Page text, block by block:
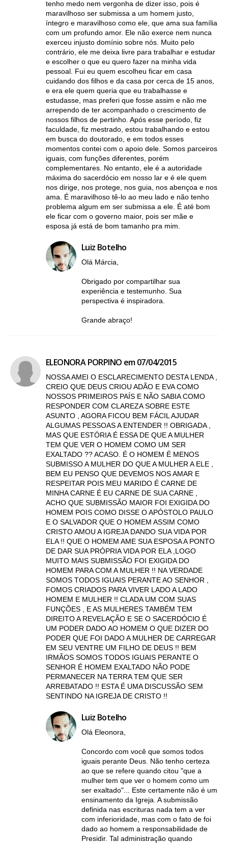
tenho medo nem vergonha de dizer isso, pois é
maravilhoso ser submissa a um homem justo,
íntegro e maravilhoso como ele, que ama sua família
com um profundo amor. Ele não exerce nem nunca
exerceu injusto domínio sobre nós. Muito pelo
contrário, ele me deixa livre para trabalhar e estudar
e escolher o que eu quero fazer na minha vida
pessoal. Fui eu quem escolheu ficar em casa
cuidando dos filhos e da casa por cerca de 15 anos,
e era ele quem queria que eu trabalhasse e
estudasse, mas preferi que fosse assim e não me
arrependo de ter acompanhado o crescimento de
nossos filhos de pertinho. Após esse período, fiz
faculdade, fiz mestrado, estou trabalhando e estou
em busca do doutorado, e em todos esses
momentos contei com o apoio dele. Somos parceiros
iguais, com funções diferentes, porém
complementares. No entanto, ele é a autoridade
máxima do sacerdócio em nosso lar e é ele quem
nos dirige, nos protege, nos guia, nos abençoa e nos
ama. É maravilhoso tê-lo ao meu lado e não tenho
problema algum em ser submissa a ele. É até bom
ele ficar com o governo maior, pois ser mãe e
esposa já está de bom tamanho pra mim.
Luiz Botelho
Olá Márcia,
Obrigado por compartilhar sua
experiência e testemunho. Sua
perspectiva é inspiradora.
Grande abraço!
ELEONORA PORPINO em 07/04/2015
NOSSA AMEI O ESCLARECIMENTO DESTA LENDA ,
CREIO QUE DEUS CRIOU ADÃO E EVA COMO
NOSSOS PRIMEIROS PAÍS E NÃO SABIA COMO
RESPONDER COM CLAREZA SOBRE ESTE
ASUNTO , AGORA FICOU BEM FÁCIL AJUDAR
ALGUMAS PESSOAS A ENTENDER !! OBRIGADA ,
MAS QUE ESTÓRIA É ESSA DE QUE A MULHER
TEM QUE VER O HOMEM COMO UM SER
EXALTADO ?? ACASO. É O HOMEM É MENOS
SUBMISSO A MULHER DO QUE A MULHER A ELE ,
BEM EU PENSO QUE DEVEMOS NOS AMAR E
RESPEITAR POIS MEU MARIDO É CARNE DE
MINHA CARNE É EU CARNE DE SUA CARNE ,
ACHO QUE SUBMISSÃO MAIOR FOI EXIGIDA DO
HOMEM POIS COMO DISSE O APÓSTOLO PAULO
E O SALVADOR QUE O HOMEM ASSIM COMO
CRISTO AMOU A IGREJA DANDO SUA VIDA POR
ELA !! QUE O HOMEM AME SUA ESPOSA A PONTO
DE DAR SUA PRÓPRIA VIDA POR ELA ,LOGO
MUITO MAIS SUBMISSÃO FOI EXIGIDA DO
HOMEM PARA COM A MULHER !! NA VERDADE
SOMOS TODOS IGUAIS PERANTE AO SENHOR ,
FOMOS CRIADOS PARA VIVER LADO A LADO
HOMEM E MULHER !! CLADA UM COM SUAS
FUNÇÕES , E AS MULHERES TAMBÉM TEM
DIREITO A REVELAÇÃO E SE O SACERDÓCIO É
UM PODER DADO AO HOMEM O QUE DIZER DO
PODER QUE FOI DADO A MULHER DE CARREGAR
EM SEU VENTRE UM FILHO DE DEUS !! BEM
IRMÃOS SOMOS TODOS IGUAIS PERANTE O
SENHOR É HOMEM EXALTADO NÃO PODE
PERMANECER NA TERRA TEM QUE SER
ARREBATADO !! ESTA É UMA DISCUSSÃO SEM
SENTINDO NA IGREJA DE CRISTO !!
Luiz Botelho
Olá Eleonora,
Concordo com você que somos todos
iguais perante Deus. Não tenho certeza
ao que se refere quando citou "que a
mulher tem que ver o homem como um
ser exaltado"... Este certamente não é um
ensinamento da Igreja. A submissão
definida nas escrituras nada tem a ver
com inferioridade, mas com o fato de foi
dado ao homem a responsabilidade de
Presidir. Tal administração quando